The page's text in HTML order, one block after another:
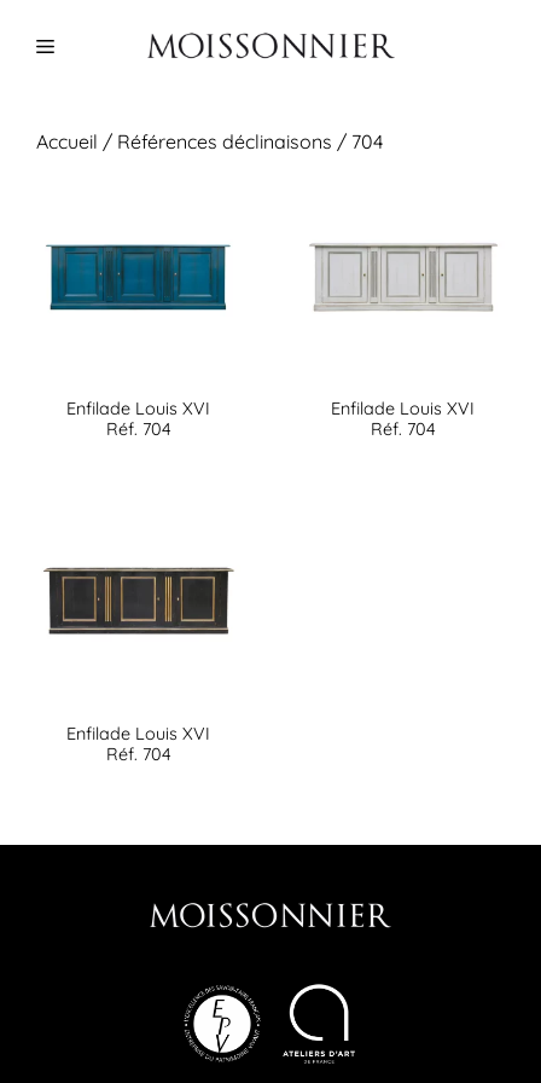
Menu
Accueil / Références déclinaisons / 704
Enfilade Louis XVI
Réf. 704
Enfilade Louis XVI
Réf. 704
Enfilade Louis XVI
Réf. 704